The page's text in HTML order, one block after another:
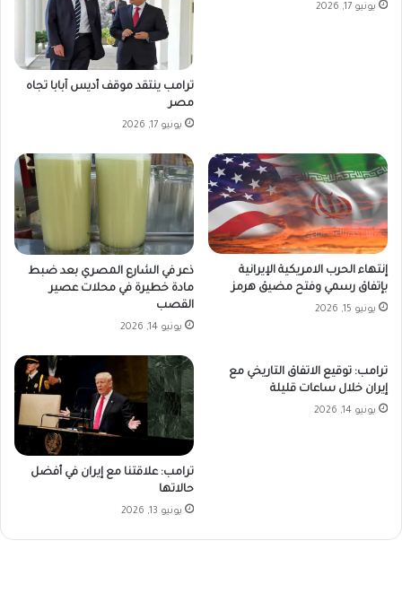
يونيو 17, 2026
ترامب ينتقد موقف أديس آبابا تجاه
مصر
يونيو 17, 2026
إنتهاء الحرب الامريكية الإيرانية
بإتفاق رسمي وفتح مضيق هرمز
يونيو 15, 2026
ذعر في الشارع المصري بعد ضبط
مادة خطيرة في محلات عصير
القصب
يونيو 14, 2026
ترامب: توقيع الاتفاق التاريخي مع
إيران خلال ساعات قليلة
يونيو 14, 2026
ترامب: علاقتنا مع إيران في أفضل
حالاتها
يونيو 13, 2026